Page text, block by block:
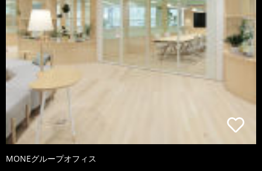
MONEグループオフィス